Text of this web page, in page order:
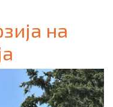
на